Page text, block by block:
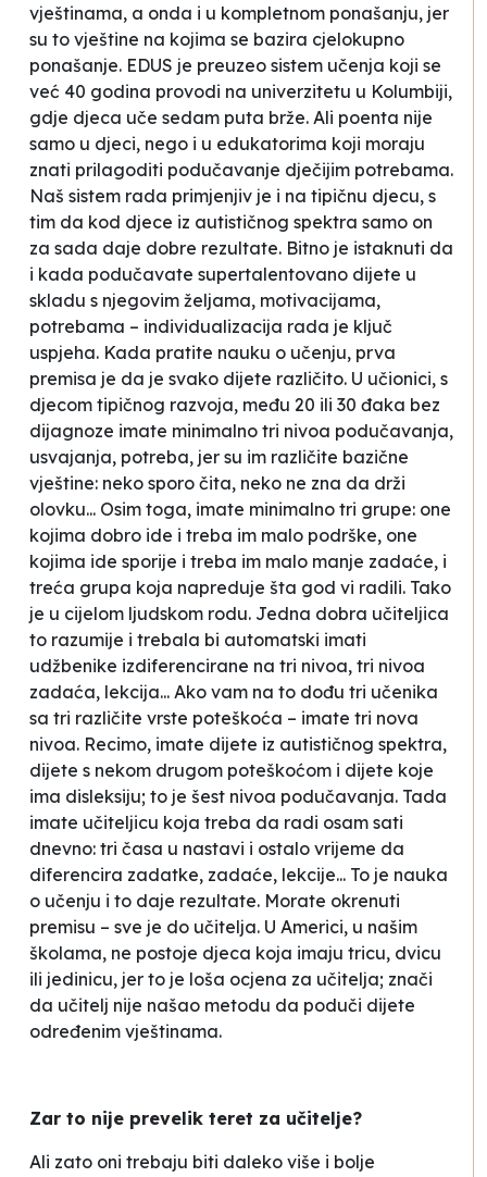
vještinama, a onda i u kompletnom ponašanju, jer
su to vještine na kojima se bazira cjelokupno
ponašanje. EDUS je preuzeo sistem učenja koji se
već 40 godina provodi na univerzitetu u Kolumbiji,
gdje djeca uče sedam puta brže. Ali poenta nije
samo u djeci, nego i u edukatorima koji moraju
znati prilagoditi podučavanje dječijim potrebama.
Naš sistem rada primjenjiv je i na tipičnu djecu, s
tim da kod djece iz autističnog spektra samo on
za sada daje dobre rezultate. Bitno je istaknuti da
i kada podučavate supertalentovano dijete u
skladu s njegovim željama, motivacijama,
potrebama – individualizacija rada je ključ
uspjeha. Kada pratite nauku o učenju, prva
premisa je da je svako dijete različito. U učionici, s
djecom tipičnog razvoja, među 20 ili 30 đaka bez
dijagnoze imate minimalno tri nivoa podučavanja,
usvajanja, potreba, jer su im različite bazične
vještine: neko sporo čita, neko ne zna da drži
olovku... Osim toga, imate minimalno tri grupe: one
kojima dobro ide i treba im malo podrške, one
kojima ide sporije i treba im malo manje zadaće, i
treća grupa koja napreduje šta god vi radili. Tako
je u cijelom ljudskom rodu. Jedna dobra učiteljica
to razumije i trebala bi automatski imati
udžbenike izdiferencirane na tri nivoa, tri nivoa
zadaća, lekcija... Ako vam na to dođu tri učenika
sa tri različite vrste poteškoća – imate tri nova
nivoa. Recimo, imate dijete iz autističnog spektra,
dijete s nekom drugom poteškoćom i dijete koje
ima disleksiju; to je šest nivoa podučavanja. Tada
imate učiteljicu koja treba da radi osam sati
dnevno: tri časa u nastavi i ostalo vrijeme da
diferencira zadatke, zadaće, lekcije... To je nauka
o učenju i to daje rezultate. Morate okrenuti
premisu – sve je do učitelja. U Americi, u našim
školama, ne postoje djeca koja imaju tricu, dvicu
ili jedinicu, jer to je loša ocjena za učitelja; znači
da učitelj nije našao metodu da poduči dijete
određenim vještinama.
Zar to nije prevelik teret za učitelje?
Ali zato oni trebaju biti daleko više i bolje